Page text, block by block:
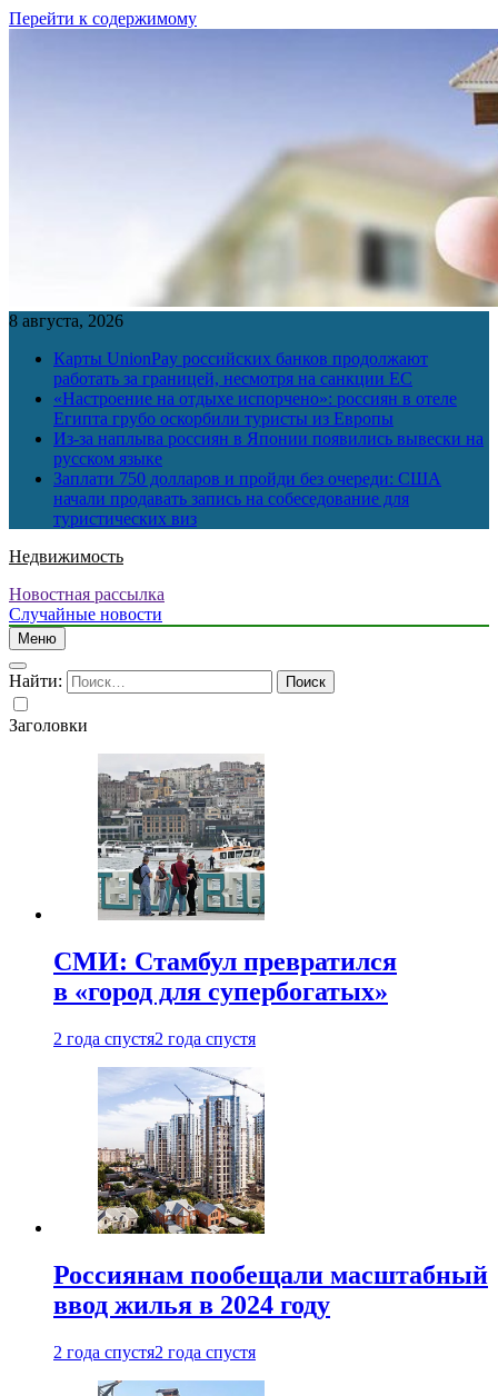
Перейти к содержимому
8 августа, 2026
Карты UnionPay российских банков продолжают
работать за границей, несмотря на санкции ЕС
«Настроение на отдыхе испорчено»: россиян в отеле
Египта грубо оскорбили туристы из Европы
Из-за наплыва россиян в Японии появились вывески на
русском языке
Заплати 750 долларов и пройди без очереди: США
начали продавать запись на собеседование для
туристических виз
Недвижимость
Новостная рассылка
Случайные новости
Меню
Найти:
Заголовки
СМИ: Стамбул превратился
в «город для супербогатых»
2 года спустя2 года спустя
Россиянам пообещали масштабный
ввод жилья в 2024 году
2 года спустя2 года спустя